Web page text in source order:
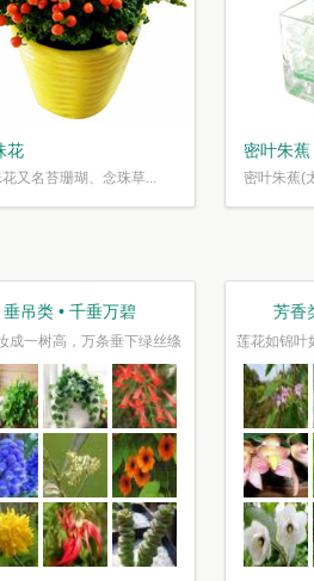
花
又名苔珊瑚、念珠草...
密叶朱蕉
密叶朱蕉(
垂吊类 • 千垂万碧
成一树高，万条垂下绿丝绦
芳香
莲花如锦叶